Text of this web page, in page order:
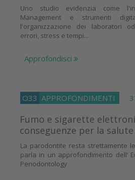
Uno studio evidenzia come
Management e strumenti
l'organizzazione dei laboratori
errori, stress e tempi...
Approfondisci
O33 APPROFONDIMENTI
Fumo e sigarette
conseguenze per la
La parodontite resta strettamente
parla in un approfondimento dell’
Periodontology